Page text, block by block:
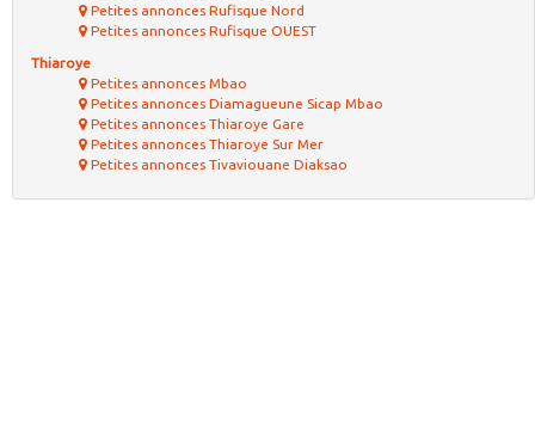
Petites annonces Rufisque Nord
Petites annonces Rufisque OUEST
Thiaroye
Petites annonces Mbao
Petites annonces Diamagueune Sicap Mbao
Petites annonces Thiaroye Gare
Petites annonces Thiaroye Sur Mer
Petites annonces Tivaviouane Diaksao